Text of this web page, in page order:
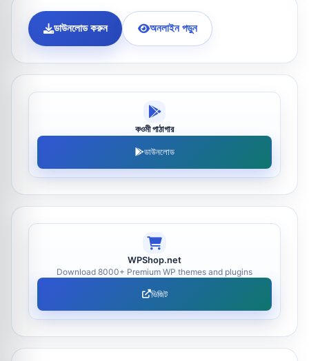
ডাউনলোড করুন অনলাইন পড়ুন
কওমী পাঠাগার
ডাউনলোড
WPShop.net
Download 8000+ Premium WP themes and plugins
ভিজিট